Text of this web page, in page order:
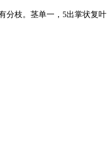
枝。茎单一，5出掌状复